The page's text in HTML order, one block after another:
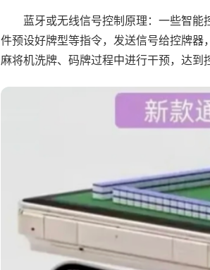
蓝牙或无线信号控制原理：一些智
件预设好牌型等指令，发送信号给控牌
麻将机洗牌、码牌过程中进行干预，达到